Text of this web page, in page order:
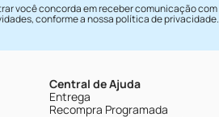
você concorda em receber comunicação com
conforme a nossapolítica de privacidade.
Central de Ajuda
Entrega
Recompra Programada